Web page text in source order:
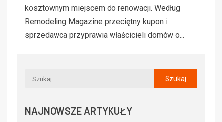
kosztownym miejscem do renowacji. Według
Remodeling Magazine przeciętny kupon i
sprzedawca przyprawia właścicieli domów o...
NAJNOWSZE ARTYKUŁY